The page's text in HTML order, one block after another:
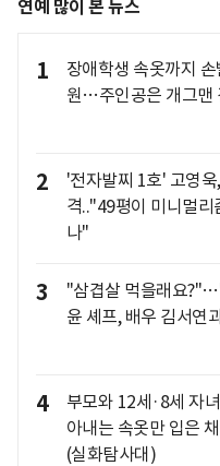
연예 많이 본 뉴스
1
장애학생 속옷까지
원…주인공은 개그맨
2
'전자발찌 1호' 고영
격.."49평이 미니멀리
나"
3
"삼겹살 먹을래요
윤 셰프, 배우 김서연
4
부모와 12세·8세 자
아내는 속옷만 입은
(실화탐사대)